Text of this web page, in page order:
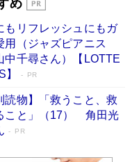
「宇宙で描かれたマ
Bang
集めた『ほほえんで生き
ランクイン［エンターテイ
Book Bang
大嘘である」原作者が抱き
…「自己憐憫は描きたくな
だわったこと（後編） #
め
もリフレッシュにもガ
用（ジャズピアニス
中千尋さん）【LOTTE
PR
読物】「救うこと、救
こと」（17） 角田光
PR